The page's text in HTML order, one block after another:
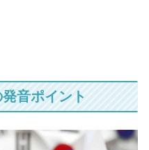
音ポイント